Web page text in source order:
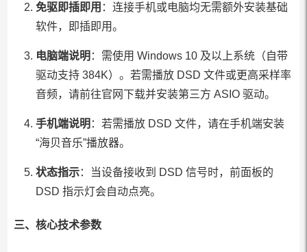
免驱即插即用 ：连接手机或电脑均无需额外安装基础
软件，即插即用。
电脑端说明 ：需使用 Windows 10 及以上系统（自带
驱动支持 384K）。若需播放 DSD 文件或更高采样率
音频，请前往官网下载并安装第三方 ASIO 驱动。
手机端说明 ：若需播放 DSD 文件，请在手机端安装
“海贝音乐”播放器。
状态指示：当设备接收到 DSD 信号时，前面板的
DSD 指示灯会自动点亮。
三、 核心技术参数